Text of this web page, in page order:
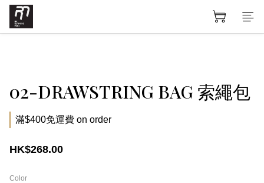
02-DRAWSTRING BAG 索繩包
滿$400免運費 on order
HK$268.00
Color